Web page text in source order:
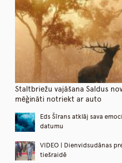
Staltbriežu vajāšana Saldus
mēģināti notriekt ar auto
Eds Šīrans atklāj sava
datumu
VIDEO | Dienvidsudānas
tiešraidē